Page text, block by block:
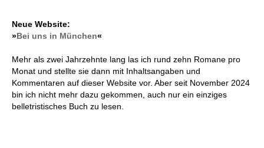
Neue Website:
»Bei uns in München«
Mehr als zwei Jahrzehnte lang las ich rund zehn Romane pro
Monat und stellte sie dann mit Inhaltsangaben und
Kommentaren auf dieser Website vor. Aber seit November 2024
bin ich nicht mehr dazu gekommen, auch nur ein einziges
belletristisches Buch zu lesen.